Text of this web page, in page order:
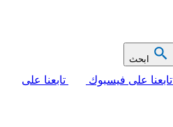
ابحث
تابعنا على فيسبوك
تابعنا على